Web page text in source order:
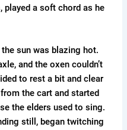
played a soft chord as he
sun was blazing hot.
and the oxen couldn’t
to rest a bit and clear
the cart and started
the elders used to sing.
still, began twitching